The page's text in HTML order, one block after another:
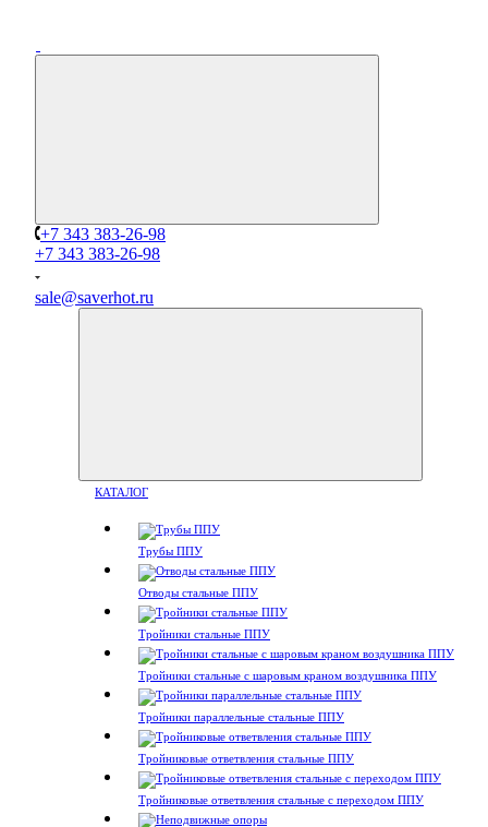
+7 343 383-26-98
+7 343 383-26-98
sale@saverhot.ru
КАТАЛОГ
Трубы ППУ
Отводы стальные ППУ
Тройники стальные ППУ
Тройники стальные с шаровым краном воздушника ППУ
Тройники параллельные стальные ППУ
Тройниковые ответвления стальные ППУ
Тройниковые ответвления стальные с переходом ППУ